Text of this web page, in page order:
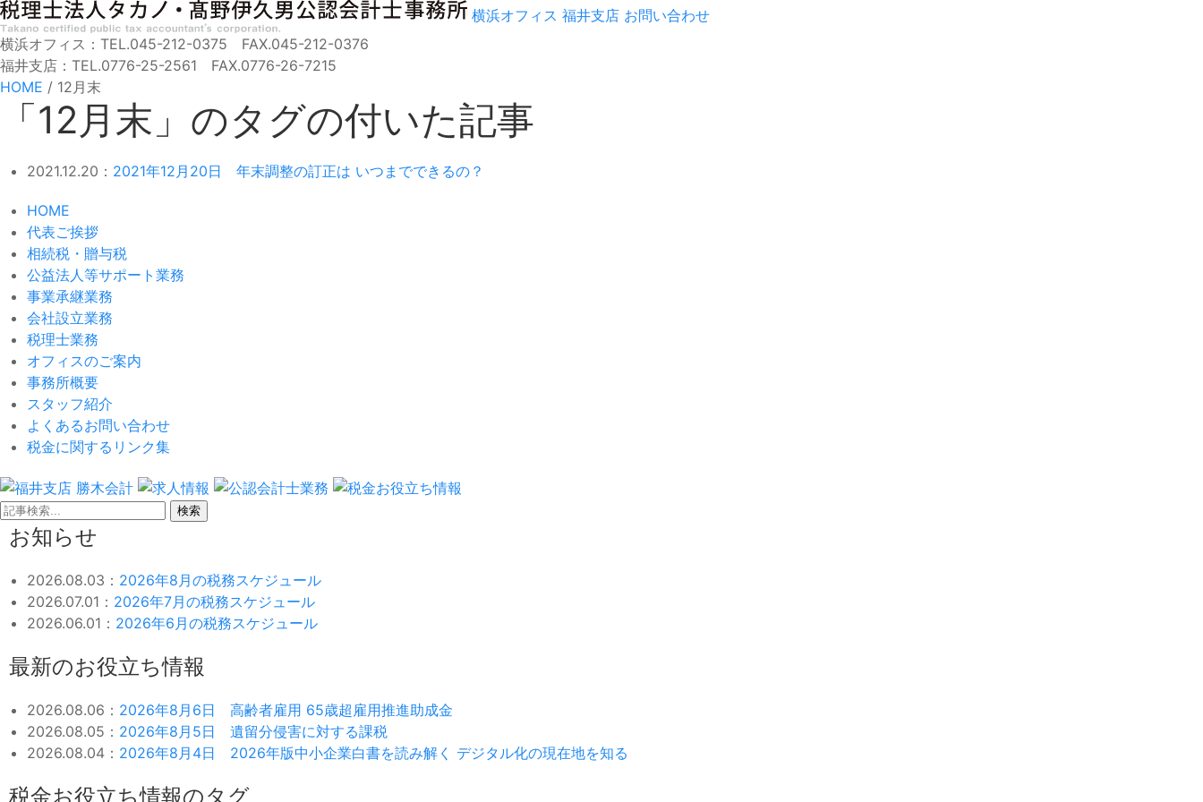
横浜オフィス 福井支店 お問い合わせ
横浜オフィス：TEL.045-212-0375 FAX.045-212-0376
福井支店：TEL.0776-25-2561 FAX.0776-26-7215
HOME / 12月末
「12月末」のタグの付いた記事
2021.12.20： 2021年12月20日 年末調整の訂正は いつまでできるの？
HOME
代表ご挨拶
相続税・贈与税
公益法人等サポート業務
事業承継業務
会社設立業務
税理士業務
オフィスのご案内
事務所概要
スタッフ紹介
よくあるお問い合わせ
税金に関するリンク集
検索
お知らせ
2026.08.03： 2026年8月の税務スケジュール
2026.07.01： 2026年7月の税務スケジュール
2026.06.01： 2026年6月の税務スケジュール
最新のお役立ち情報
2026.08.06： 2026年8月6日 高齢者雇用 65歳超雇用推進助成金
2026.08.05： 2026年8月5日 遺留分侵害に対する課税
2026.08.04： 2026年8月4日 2026年版中小企業白書を読み解く デジタル化の現在地を知る
税金お役立ち情報のタグ